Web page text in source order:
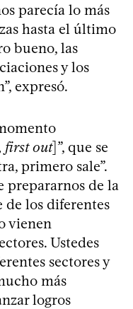
parecía lo más
hasta el último
bueno, las
y los
expresó.
first out]”, que se
primero sale”.
prepararnos de la
de los diferentes
vienen
Ustedes
sectores y
más
logros